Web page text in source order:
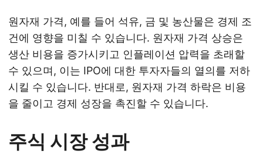
원자재 가격, 예를 들어 석유, 금 및 농산물은 경제 조
건에 영향을 미칠 수 있습니다. 원자재 가격 상승은
생산 비용을 증가시키고 인플레이션 압력을 초래할
수 있으며, 이는 IPO에 대한 투자자들의 열의를 저하
시킬 수 있습니다. 반대로, 원자재 가격 하락은 비용
을 줄이고 경제 성장을 촉진할 수 있습니다.
주식 시장 성과